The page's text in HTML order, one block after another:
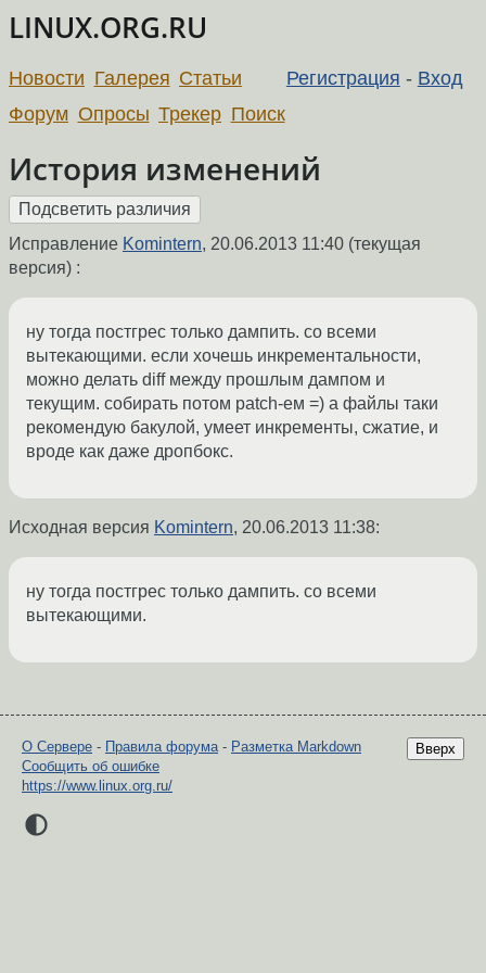
LINUX.ORG.RU
Регистрация - Вход
Новости Галерея Статьи
Форум Опросы Трекер Поиск
История изменений
Исправление Komintern, 20.06.2013 11:40 (текущая
версия) :
ну тогда постгрес только дампить. со всеми
вытекающими. если хочешь инкрементальности,
можно делать diff между прошлым дампом и
текущим. собирать потом patch-ем =) а файлы таки
рекомендую бакулой, умеет инкременты, сжатие, и
вроде как даже дропбокс.
Исходная версия Komintern, 20.06.2013 11:38:
ну тогда постгрес только дампить. со всеми
вытекающими.
Вверх
О Сервере - Правила форума- Разметка Markdown
Сообщить об ошибке
https://www.linux.org.ru/